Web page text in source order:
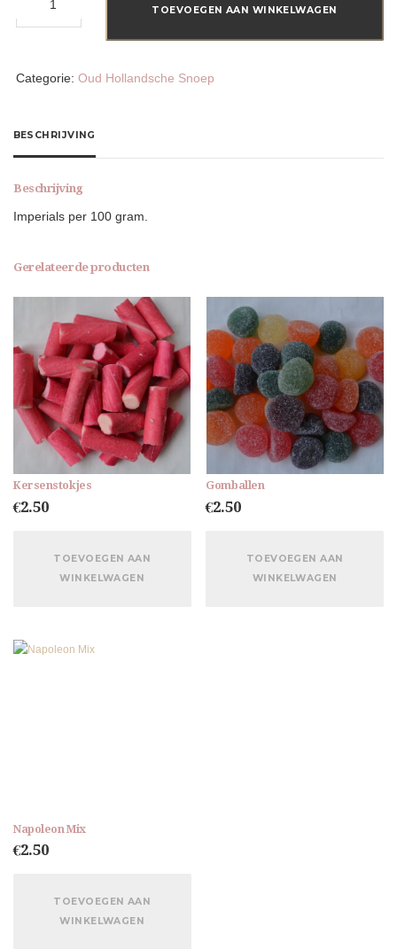
TOEVOEGEN AAN WINKELWAGEN
Categorie: Oud Hollandsche Snoep
BESCHRIJVING
Beschrijving
Imperials per 100 gram.
Gerelateerde producten
Kersenstokjes
€2.50
TOEVOEGEN AAN
WINKELWAGEN
Gomballen
€2.50
TOEVOEGEN AAN
WINKELWAGEN
Napoleon Mix
€2.50
TOEVOEGEN AAN
WINKELWAGEN